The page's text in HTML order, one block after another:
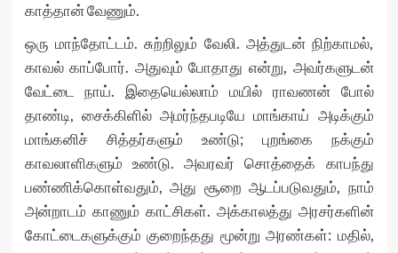
காத்தான் வேணும்.
ஒரு மாந்தோட்டம். சுற்றிலும் வேலி. அத்துடன் நிற்காமல்,
காவல் காப்போர். அதுவும் போதாது என்று, அவர்களுடன்
வேட்டை நாய். இதையெல்லாம் மயில் ராவணன் போல்
தாண்டி, சைக்கிளில் அமர்ந்தபடியே மாங்காய் அடிக்கும்
மாங்கனிச் சித்தர்களும் உண்டு; புறங்கை நக்கும்
காவலாளிகளும் உண்டு. அவரவர் சொத்தைக் காபந்து
பண்ணிக்கொள்வதும், அது சூறை ஆடப்படுவதும், நாம்
அன்றாடம் காணும் காட்சிகள். அக்காலத்து அரசர்களின்
கோட்டைகளுக்கும் குறைந்தது மூன்று அரண்கள்: மதில்,